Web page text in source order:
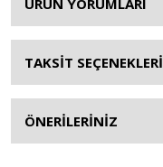
ÜRÜN YORUMLARI
TAKSİT SEÇENEKLERİ
ÖNERİLERİNİZ